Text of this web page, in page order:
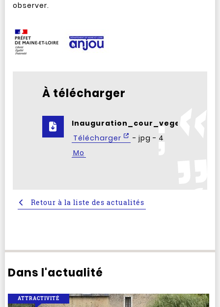
observer.
À télécharger
Télécharger
- jpg - 4
Mo
Retour à la liste des actualités
Dans l'actualité
ATTRACTIVITÉ